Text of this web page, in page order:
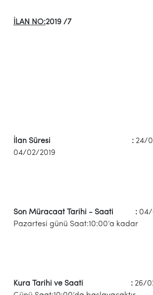
İLAN NO:2019 /7
İlan Süresi : 24/
04/02/2019
Son Müracaat Tarihi - Saati : 04/
Pazartesi günü Saat:10:00’a kadar
Kura Tarihi ve Saati : 26/